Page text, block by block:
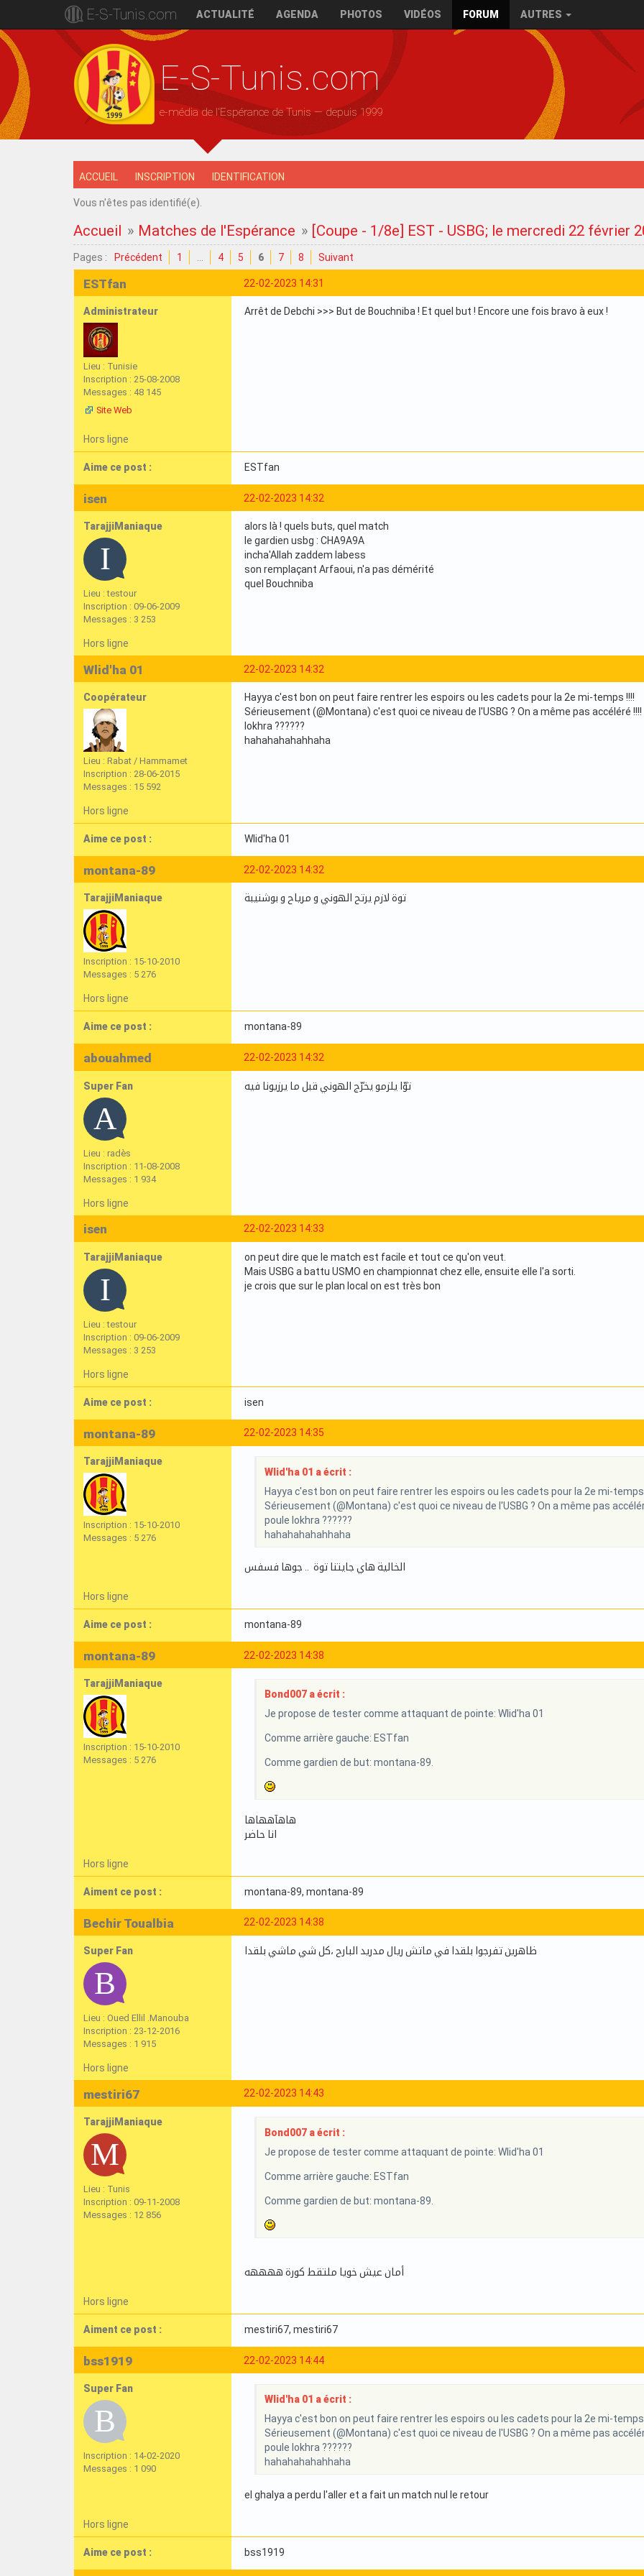
E-S-Tunis.com ACTUALITÉ AGENDA PHOTOS VIDÉOS FORUM AUTRES
E-S-Tunis.com
e-média de l'Espérance de Tunis — depuis 1999
ACCUEIL INSCRIPTION IDENTIFICATION
Vous n'êtes pas identifié(e).
Accueil » Matches de l'Espérance » [Coupe - 1/8e] EST - USBG; le mercredi 22 février
Pages : Précédent 1 4 5 6 7 8 Suivant
22-02-2023 14:31
ESTfan
Administrateur
Lieu : Tunisie
Inscription : 25-08-2008
Messages : 48 145
Site Web
Arrêt de Debchi >>> But de Bouchniba ! Et quel but ! Encore une fois bravo à eux !
Hors ligne
Aime ce post : ESTfan
22-02-2023 14:32
isen
TarajjiManiaque
Lieu : testour
Inscription : 09-06-2009
Messages : 3 253
alors là ! quels buts, quel match
le gardien usbg : CHA9A9A
incha'Allah zaddem labess
son remplaçant Arfaoui, n'a pas démérité
quel Bouchniba
Hors ligne
22-02-2023 14:32
Wlid'ha 01
Coopérateur
Lieu : Rabat / Hammamet
Inscription : 28-06-2015
Messages : 15 592
Hayya c'est bon on peut faire rentrer les espoirs ou les cadets pour la 2e mi-temps !!!!
Sérieusement (@Montana) c'est quoi ce niveau de l'USBG ? On a même pas accéléré
lokhra ??????
hahahahahahhaha
Hors ligne
Aime ce post : Wlid'ha 01
22-02-2023 14:32
montana-89
TarajjiManiaque
Inscription : 15-10-2010
Messages : 5 276
توة لازم يرتح الهوني و مرياح و بوشنيبة
Hors ligne
Aime ce post : montana-89
22-02-2023 14:32
abouahmed
Super Fan
Lieu : radès
Inscription : 11-08-2008
Messages : 1 934
توّا يلزمو يخرّج الهوني قبل ما يرزيونا فيه
Hors ligne
22-02-2023 14:33
isen
TarajjiManiaque
Lieu : testour
Inscription : 09-06-2009
Messages : 3 253
on peut dire que le match est facile et tout ce qu'on veut.
Mais USBG a battu USMO en championnat chez elle, ensuite elle l'a sorti.
je crois que sur le plan local on est très bon
Hors ligne
Aime ce post : isen
22-02-2023 14:35
montana-89
TarajjiManiaque
Inscription : 15-10-2010
Messages : 5 276
Wlid'ha 01 a écrit :
Hayya c'est bon on peut faire rentrer les espoirs ou les cadets pour la 2e mi-temps
Sérieusement (@Montana) c'est quoi ce niveau de l'USBG ? On a même pas
poule lokhra ??????
hahahahahahhaha
الخالية هاي جايتنا توة .. جوها فسفس
Hors ligne
Aime ce post : montana-89
22-02-2023 14:38
montana-89
TarajjiManiaque
Inscription : 15-10-2010
Messages : 5 276
Bond007 a écrit :
Je propose de tester comme attaquant de pointe: Wlid'ha 01
Comme arrière gauche: ESTfan
Comme gardien de but: montana-89.
هاهآههاها
انا حاضر
Hors ligne
Aiment ce post : montana-89, montana-89
22-02-2023 14:38
Bechir Toualbia
Super Fan
Lieu : Oued Ellil .Manouba
Inscription : 23-12-2016
Messages : 1 915
ظاهرين تفرجوا بلقدا في ماتش ريال مدريد البارح ،كل شي ماشي بلقدا
Hors ligne
22-02-2023 14:43
mestiri67
TarajjiManiaque
Lieu : Tunis
Inscription : 09-11-2008
Messages : 12 856
Bond007 a écrit :
Je propose de tester comme attaquant de pointe: Wlid'ha 01
Comme arrière gauche: ESTfan
Comme gardien de but: montana-89.
أمان عيش خويا ملتقط كورة ههههه
Hors ligne
Aiment ce post : mestiri67, mestiri67
22-02-2023 14:44
bss1919
Super Fan
Inscription : 14-02-2020
Messages : 1 090
Wlid'ha 01 a écrit :
Hayya c'est bon on peut faire rentrer les espoirs ou les cadets pour la 2e mi-temps
Sérieusement (@Montana) c'est quoi ce niveau de l'USBG ? On a même pas
poule lokhra ??????
hahahahahahhaha
el ghalya a perdu l'aller et a fait un match nul le retour
Hors ligne
Aime ce post : bss1919